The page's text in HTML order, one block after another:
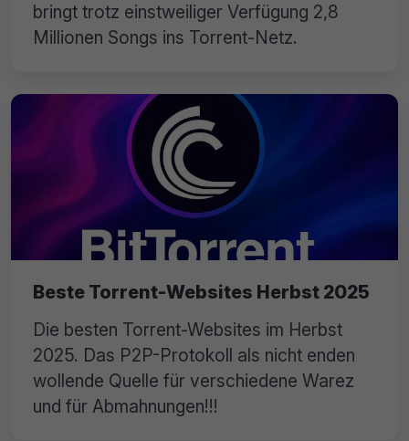
bringt trotz einstweiliger Verfügung 2,8
Millionen Songs ins Torrent-Netz.
Beste Torrent-Websites Herbst 2025
Die besten Torrent-Websites im Herbst
2025. Das P2P-Protokoll als nicht enden
wollende Quelle für verschiedene Warez
und für Abmahnungen!!!